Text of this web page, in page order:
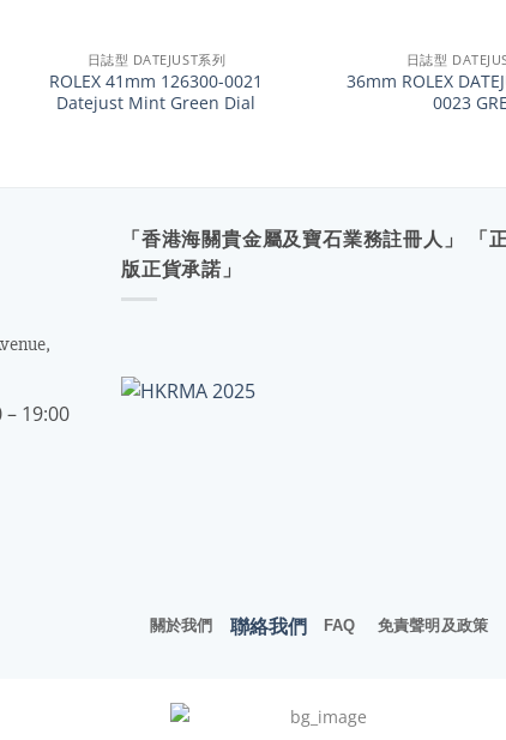
日誌型 DATEJUST系列
ROLEX 41mm 126300-0021
Datejust Mint Green Dial
日誌型
36mm ROLEX
0023
19:00
「香港海關貴金屬及寶石業務註冊人」 「
版正貨承諾」
關於我們 聯絡我們 FAQ 免責聲明及政策